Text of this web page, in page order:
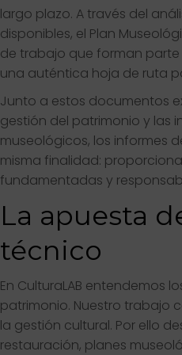
largo plazo. A través del
disponibles, el Plan
de trabajo que forman
una auténtica hoja de ruta
Junto a estos documentos
gestión del patrimonio y las
museológicos, los informes
misma finalidad:
fundamentadas y
La apuesta
técnico
En CulturaLAB entendemos
patrimonio. Nuestro trabajo
la gestión cultural. Por ello
restauración, planes